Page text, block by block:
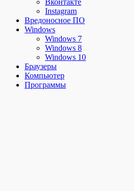
Instagram
Вредоносное ПО
Windows
Windows 7
Windows 8
Windows 10
Браузеры
Компьютер
Программы